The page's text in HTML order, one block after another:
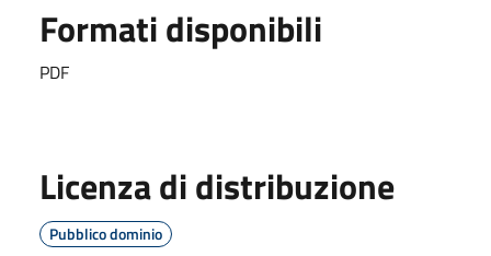
Formati disponibili
PDF
Licenza di distribuzione
Pubblico dominio